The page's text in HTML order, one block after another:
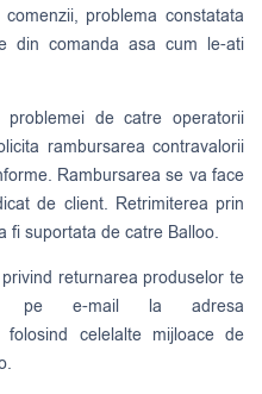
problema constatata
din comanda asa cum le-ati
de catre operatorii
rambursarea contravalorii
Rambursarea se va face
de client. Retrimiterea prin
fi suportata de catre Balloo.
returnarea produselor te
pe e-mail la adresa
folosind celelalte mijloace de